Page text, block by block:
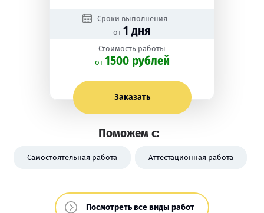
Сроки выполнения
от 1 дня
Стоимость работы
oт 1500 рублей
Заказать
Поможем с:
Самостоятельная работа Аттестационная работа
Посмотреть все виды работ